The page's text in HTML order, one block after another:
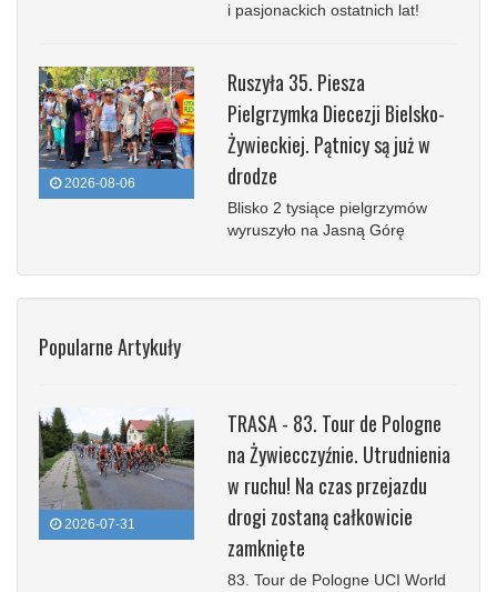
i pasjonackich ostatnich lat!
2026-08-06
Ruszyła 35. Piesza
Pielgrzymka Diecezji Bielsko-
Żywieckiej. Pątnicy są już w
drodze
Blisko 2 tysiące pielgrzymów
wyruszyło na Jasną Górę
Popularne Artykuły
2026-07-31
TRASA - 83. Tour de Pologne
na Żywiecczyźnie. Utrudnienia
w ruchu! Na czas przejazdu
drogi zostaną całkowicie
zamknięte
83. Tour de Pologne UCI World